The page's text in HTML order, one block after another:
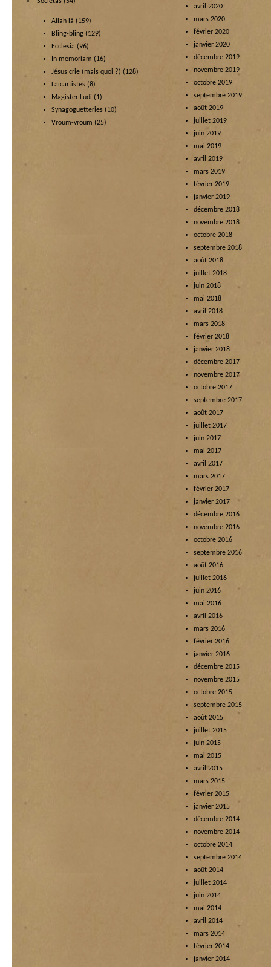
Allah là (159)
Bling-bling (129)
Ecclesia (96)
In memoriam (16)
Jésus crie (mais quoi ?) (128)
Laïcartistes (8)
Magister Ludi (1)
Synagoguetteries (10)
Vroum-vroum (25)
avril 2020
mars 2020
février 2020
janvier 2020
décembre 2019
novembre 2019
octobre 2019
septembre 2019
août 2019
juillet 2019
juin 2019
mai 2019
avril 2019
mars 2019
février 2019
janvier 2019
décembre 2018
novembre 2018
octobre 2018
septembre 2018
août 2018
juillet 2018
juin 2018
mai 2018
avril 2018
mars 2018
février 2018
janvier 2018
décembre 2017
novembre 2017
octobre 2017
septembre 2017
août 2017
juillet 2017
juin 2017
mai 2017
avril 2017
mars 2017
février 2017
janvier 2017
décembre 2016
novembre 2016
octobre 2016
septembre 2016
août 2016
juillet 2016
juin 2016
mai 2016
avril 2016
mars 2016
février 2016
janvier 2016
décembre 2015
novembre 2015
octobre 2015
septembre 2015
août 2015
juillet 2015
juin 2015
mai 2015
avril 2015
mars 2015
février 2015
janvier 2015
décembre 2014
novembre 2014
octobre 2014
septembre 2014
août 2014
juillet 2014
juin 2014
mai 2014
avril 2014
mars 2014
février 2014
janvier 2014